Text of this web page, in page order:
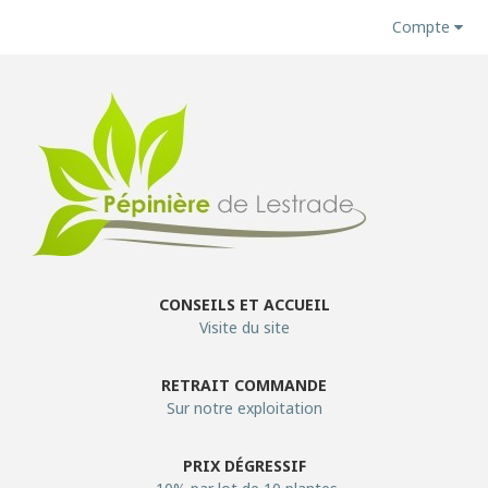
Compte
CONSEILS ET ACCUEIL
Visite du site
RETRAIT COMMANDE
Sur notre exploitation
PRIX DÉGRESSIF